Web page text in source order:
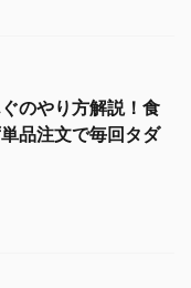
のやり方解説！食
品注文で毎回タダ